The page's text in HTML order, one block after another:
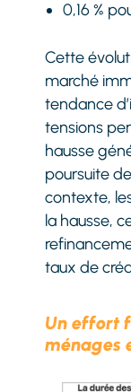
0,16 %
Cette
marché
tendance
tensions
hausse
poursuite
contexte,
la hausse,
taux de
Un effort
ménages